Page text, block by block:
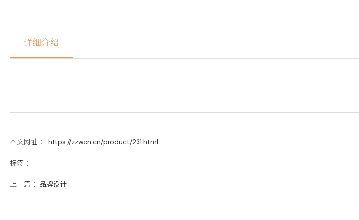
详细介绍
本文网址 ： https://zzwcn.cn/product/231.html
标签 ：
上一篇 ： 品牌设计